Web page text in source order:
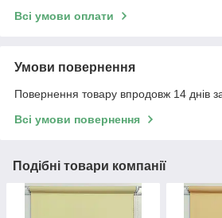
Всі умови оплати
Умови повернення
Повернення товару впродовж 14 днів
Всі умови повернення
Подібні товари компанії